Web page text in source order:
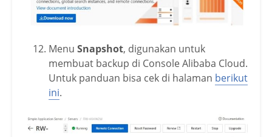
Menu Snapshot, digunakan untuk
membuat backup di Console Alibaba Cloud.
Untuk panduan bisa cek di halaman berikut
ini.